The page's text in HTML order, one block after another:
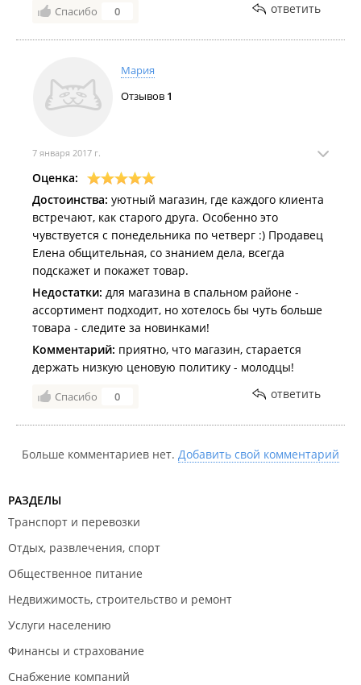
Спасибо 0 ответить
Мария
Отзывов 1
7 января 2017 г.
Оценка:
Достоинства: уютный магазин, где каждого клиента
встречают, как старого друга. Особенно это
чувствуется с понедельника по четверг :) Продавец
Елена общительная, со знанием дела, всегда
подскажет и покажет товар.
Недостатки: для магазина в спальном районе -
ассортимент подходит, но хотелось бы чуть больше
товара - следите за новинками!
Комментарий: приятно, что магазин, старается
держать низкую ценовую политику - молодцы!
Спасибо 0 ответить
Больше комментариев нет. Добавить свой комментарий
РАЗДЕЛЫ
Транспорт и перевозки
Отдых, развлечения, спорт
Общественное питание
Недвижимость, строительство и ремонт
Услуги населению
Финансы и страхование
Снабжение компаний